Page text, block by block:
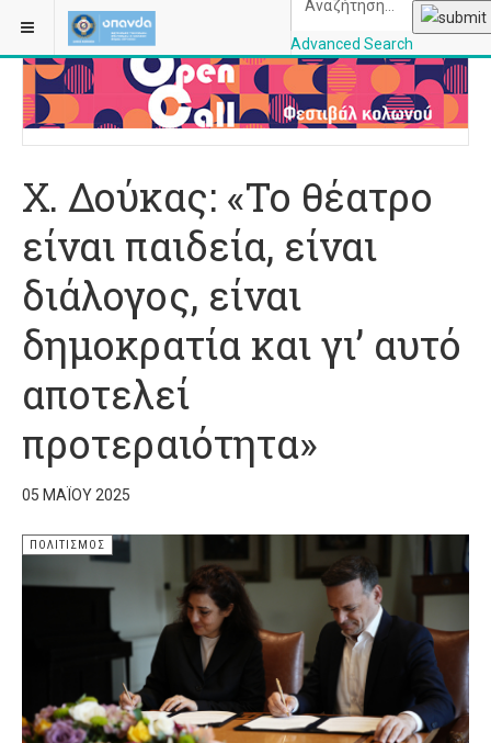
Advanced Search
ΒΡΊΣΚΕΣΤΕ ΕΔΏ: ΑΡΧΙΚΉ
Χ. Δούκας: «Το θέατρο
είναι παιδεία, είναι
διάλογος, είναι
δημοκρατία και γι’ αυτό
αποτελεί
προτεραιότητα»
05 ΜΑΪ́ΟΥ 2025
ΠΟΛΙΤΙΣΜΌΣ